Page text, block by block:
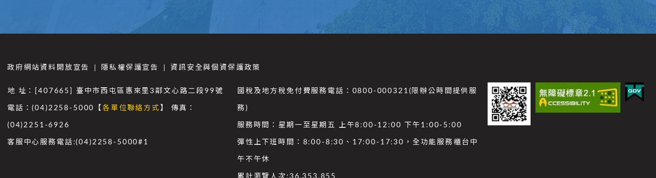
政府網站資料開放宣告 隱私權保護宣告 資訊安全與個資保護政策
地 址：[407665] 臺中市西屯區惠來里3鄰文心路二段99號
電話：(04)2258-5000【各單位聯絡方式 】 傳真：
(04)2251-6926
客服中心服務電話:(04)2258-5000#1
國稅及地方稅免付費服務電話：0800-000321(限辦公時間提供服
務)
服務時間：星期一至星期五 上午8:00-12:00 下午1:00-5:00
彈性上下班時間：8:00-8:30、17:00-17:30，全功能服務櫃台中
午不午休
累計瀏覽人次: 36,353,855